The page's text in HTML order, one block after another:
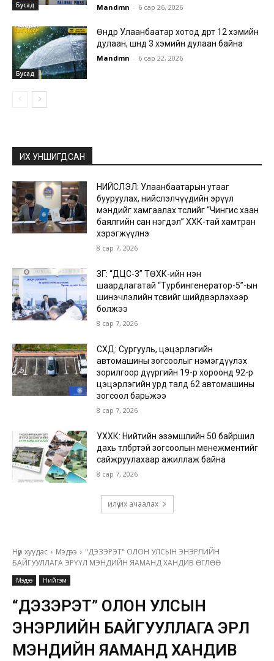
Бусад Mandmn - 6 сар 26, 2026
Бусад
Өнөөдөр Улаанбаатар хотод өдөртөө 12 хэмийн
дулаан, шөнөдөө 3 хэмийн дулаан байна
Mandmn - 6 сар 22, 2026
ИХ УНШИГДСАН
НИЙСЛЭЛ: Улаанбаатарын утааг
бууруулах, нийслэлчүүдийн эрүүл
мэндийг хамгаалах төслийг “Чингис хаан
баялгийн сан нэгдэл” ХХК-тай хамтран
хэрэгжүүлнэ
8 сар 7, 2026
ЗГ: “ДЦС-3” ТӨХК-ийн нэн
шаардлагатай “Турбингенератор-5”-ын
шинэчлэлийн төсвийг шийдвэрлэхээр
болжээ
8 сар 7, 2026
СХД: Сургууль, цэцэрлэгийн
автомашины зогсоолыг нэмэгдүүлэх
зорилгоор дүүргийн 19-р хороонд 92-р
цэцэрлэгийн урд талд 62 автомашины
зогсоол барьжээ
8 сар 7, 2026
УХХК: Нийтийн эзэмшлийн 50 байршил
дахь төлбөртэй зогсоолын менежментийг
сайжруулахаар ажиллаж байна
8 сар 7, 2026
илүү их ачаалах